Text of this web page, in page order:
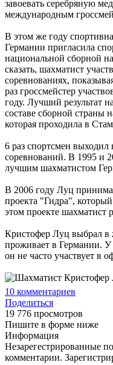
завоевать серебряную
международным
В этом же году
Германии пригласила
национальной сборной
сказать, шахматист
соревнованиях,
раз гроссмейстер
году. Лучший результат
составе сборной страны
которая проходила в
6 раз спортсмен
соревнований. В 1995 и
лучшим шахматистом
В 2006 году Луц
проекта "Гидра",
этом проекте шахматист
Кристофер Луц выбрал в
проживает в Германии. У
он не часто участвует в
10 комментариев
Поделиться
19 776 просмотров
Пишите в форме ниже
Информация
Незарегестрированные
комментарии.